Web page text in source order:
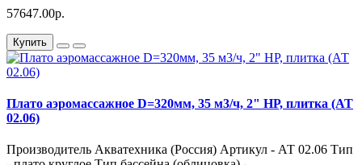
57647.00р.
Купить
Плато аэромассажное D=320мм, 35 м3/ч, 2" НР, плитка (АТ
02.06)
Производитель Акватехника (Россия) Артикул - АТ 02.06 Тип